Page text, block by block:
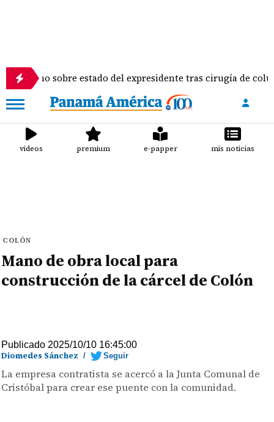
estado del expresidente tras cirugía de columna
videos premium e-papper mis noticias
COLÓN
Mano de obra local para
construcción de la cárcel de Colón
Publicado 2025/10/10 16:45:00
Diomedes Sánchez / Seguir
La empresa contratista se acercó a la Junta Comunal de
Cristóbal para crear ese puente con la comunidad.